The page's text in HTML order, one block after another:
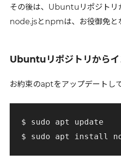
その後は、Ubuntuリポジトリ
node.jsとnpmは、お役御免と
Ubuntuリポジトリからイ
お約束のaptをアップデートし
$ sudo apt update